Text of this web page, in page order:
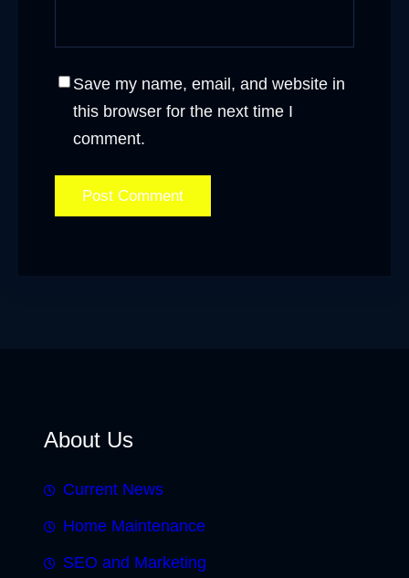
Save my name, email, and website in
this browser for the next time I
comment.
About Us
Current News
Home Maintenance
SEO and Marketing